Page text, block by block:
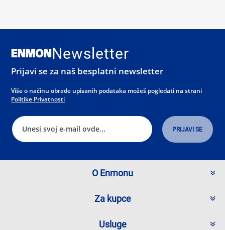
Newsletter
Prijavi se za naš besplatni newsletter
Više o načinu obrade upisanih podataka možeš pogledati na strani
Politike Privatnosti
O Enmonu
Za kupce
Usluge